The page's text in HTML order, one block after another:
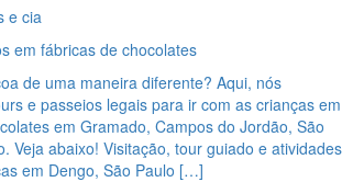
e cia
em fábricas de chocolates
de uma maneira diferente? Aqui, nós
e passeios legais para ir com as crianças em
em Gramado, Campos do Jordão, São
Veja abaixo! Visitação, tour guiado e atividades
em Dengo, São Paulo […]